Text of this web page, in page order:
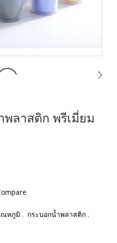
พลาสติก พรีเมี่ยม
ณหภูมิ , กระบอกน้ำพลาสติก ,